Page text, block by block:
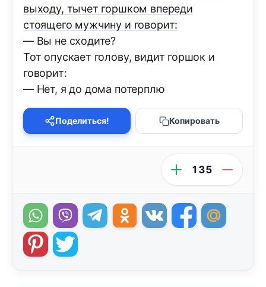
выходу, тычет горшком впереди
стоящего мужчину и говорит:
— Вы не сходите?
Тот опускает голову, видит горшок и
говорит:
— Нет, я до дома потерплю
Поделиться! Копировать
135